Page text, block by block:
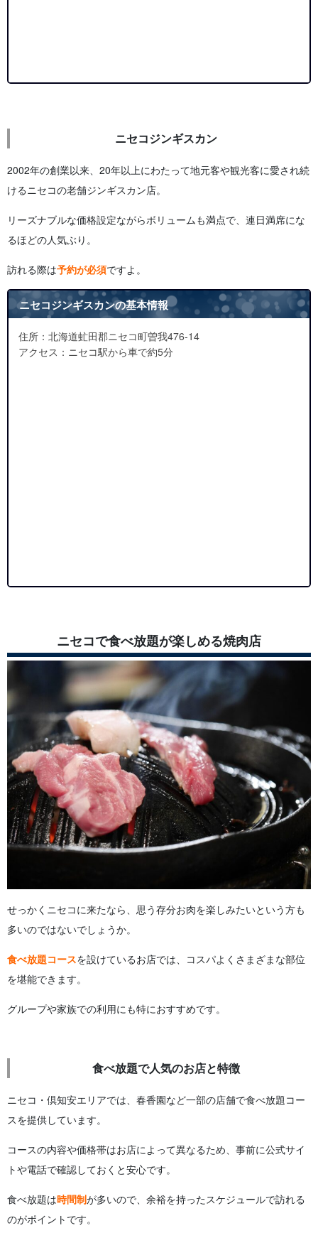
ニセコジンギスカン
2002年の創業以来、20年以上にわたって地元客や観光客に愛され続
けるニセコの老舗ジンギスカン店。
リーズナブルな価格設定ながらボリュームも満点で、連日満席にな
るほどの人気ぶり。
訪れる際は予約が必須ですよ。
ニセコジンギスカンの基本情報
住所：北海道虻田郡ニセコ町曽我476-14
アクセス：ニセコ駅から車で約5分
ニセコで食べ放題が楽しめる焼肉店
せっかくニセコに来たなら、思う存分お肉を楽しみたいという方も
多いのではないでしょうか。
食べ放題コースを設けているお店では、コスパよくさまざまな部位
を堪能できます。
グループや家族での利用にも特におすすめです。
食べ放題で人気のお店と特徴
ニセコ・倶知安エリアでは、春香園など一部の店舗で食べ放題コー
スを提供しています。
コースの内容や価格帯はお店によって異なるため、事前に公式サイ
トや電話で確認しておくと安心です。
食べ放題は時間制が多いので、余裕を持ったスケジュールで訪れる
のがポイントです。